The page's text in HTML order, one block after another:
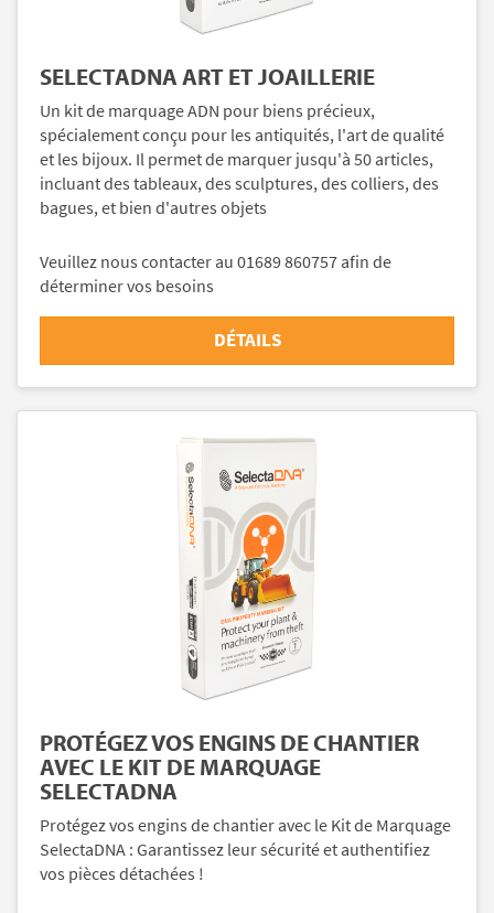
SELECTADNA ART ET JOAILLERIE
Un kit de marquage ADN pour biens précieux,
spécialement conçu pour les antiquités, l'art de qualité
et les bijoux. Il permet de marquer jusqu'à 50 articles,
incluant des tableaux, des sculptures, des colliers, des
bagues, et bien d'autres objets
Veuillez nous contacter au 01689 860757 afin de
déterminer vos besoins
DÉTAILS
PROTÉGEZ VOS ENGINS DE CHANTIER
AVEC LE KIT DE MARQUAGE
SELECTADNA
Protégez vos engins de chantier avec le Kit de Marquage
SelectaDNA : Garantissez leur sécurité et authentifiez
vos pièces détachées !